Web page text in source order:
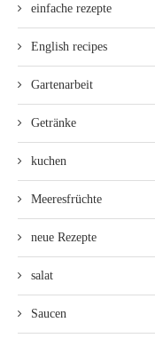
einfache rezepte
English recipes
Gartenarbeit
Getränke
kuchen
Meeresfrüchte
neue Rezepte
salat
Saucen